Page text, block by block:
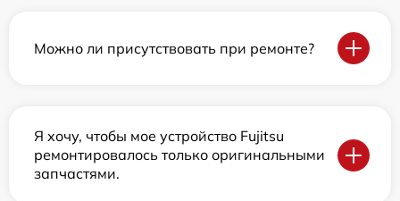
Можно ли присутствовать при ремонте?
Я хочу, чтобы мое устройство Fujitsu
ремонтировалось только оригинальными
запчастями.